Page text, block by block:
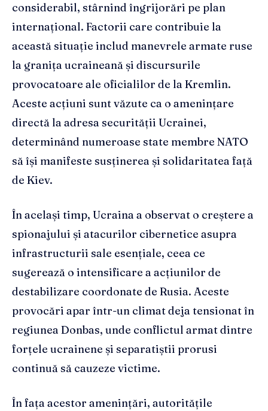
considerabil, stârnind îngrijorări pe plan
internațional. Factorii care contribuie la
această situație includ manevrele armate ruse
la granița ucraineană și discursurile
provocatoare ale oficialilor de la Kremlin.
Aceste acțiuni sunt văzute ca o amenințare
directă la adresa securității Ucrainei,
determinând numeroase state membre NATO
să își manifeste susținerea și solidaritatea față
de Kiev.
În același timp, Ucraina a observat o creștere a
spionajului și atacurilor cibernetice asupra
infrastructurii sale esențiale, ceea ce
sugerează o intensificare a acțiunilor de
destabilizare coordonate de Rusia. Aceste
provocări apar într-un climat deja tensionat în
regiunea Donbas, unde conflictul armat dintre
forțele ucrainene și separatiștii prorusi
continuă să cauzeze victime.
În fața acestor amenințări, autoritățile